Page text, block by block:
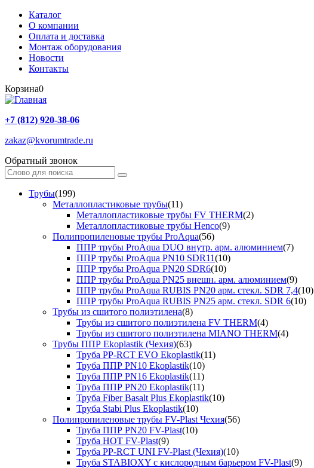
Каталог
О компании
Оплата и доставка
Монтаж оборудования
Новости
Контакты
Корзина0
+7 (812) 920-38-06
zakaz@kvorumtrade.ru
Обратный звонок
Трубы(199)
Металлопластиковые трубы(11)
Металлопластиковые трубы FV THERM(2)
Металлопластиковые трубы Henco(9)
Полипропиленовые трубы ProAqua(56)
ППР трубы ProAqua DUO внутр. арм. алюминием(7)
ППР трубы ProAqua PN10 SDR11(10)
ППР трубы ProAqua PN20 SDR6(10)
ППР трубы ProAqua PN25 внешн. арм. алюминием(9)
ППР трубы ProAqua RUBIS PN20 арм. стекл. SDR 7,4(10)
ППР трубы ProAqua RUBIS PN25 арм. стекл. SDR 6(10)
Трубы из сшитого полиэтилена(8)
Трубы из сшитого полиэтилена FV THERM(4)
Трубы из сшитого полиэтилена MIANO THERM(4)
Трубы ППР Ekoplastik (Чехия)(63)
Труба PP-RCT EVO Ekoplastik(11)
Труба ППР PN10 Ekoplastik(10)
Труба ППР PN16 Ekoplastik(11)
Труба ППР PN20 Ekoplastik(11)
Труба Fiber Basalt Plus Ekoplastik(10)
Труба Stabi Plus Ekoplastik(10)
Полипропиленовые трубы FV-Plast Чехия(56)
Труба ППР PN20 FV-Plast(10)
Труба HOT FV-Plast(9)
Труба PP-RCT UNI FV-Plast (Чехия)(10)
Труба STABIOXY с кислородным барьером FV-Plast(9)